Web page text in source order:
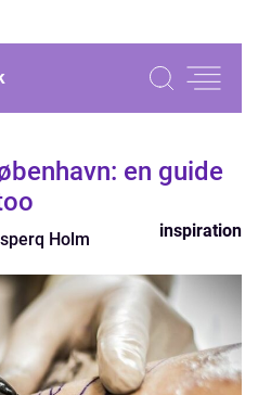
en guide
Holm inspiration